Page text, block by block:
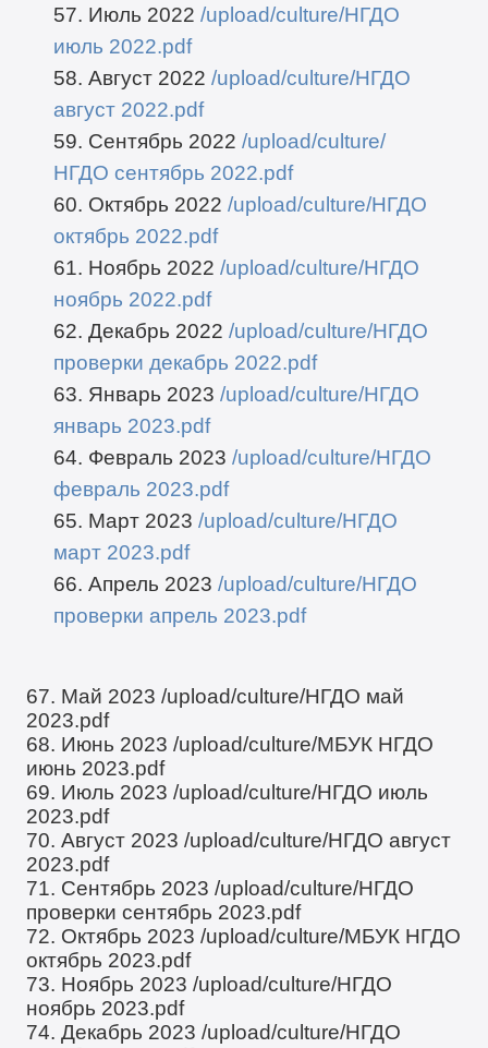
57. Июль 2022 /upload/culture/НГДО
июль 2022.pdf
58. Август 2022 /upload/culture/НГДО
август 2022.pdf
59. Сентябрь 2022 /upload/culture/
НГДО сентябрь 2022.pdf
60. Октябрь 2022 /upload/culture/НГДО
октябрь 2022.pdf
61. Ноябрь 2022 /upload/culture/НГДО
ноябрь 2022.pdf
62. Декабрь 2022 /upload/culture/НГДО
проверки декабрь 2022.pdf
63. Январь 2023 /upload/culture/НГДО
январь 2023.pdf
64. Февраль 2023 /upload/culture/НГДО
февраль 2023.pdf
65. Март 2023 /upload/culture/НГДО
март 2023.pdf
66. Апрель 2023 /upload/culture/НГДО
проверки апрель 2023.pdf
67. Май 2023/upload/culture/НГДО май
2023.pdf
68. Июнь 2023/upload/culture/МБУК НГДО
июнь 2023.pdf
69. Июль 2023/upload/culture/НГДО июль
2023.pdf
70. Август 2023/upload/culture/НГДО август
2023.pdf
71. Сентябрь 2023/upload/culture/НГДО
проверки сентябрь 2023.pdf
72. Октябрь 2023/upload/culture/МБУК НГДО
октябрь 2023.pdf
73. Ноябрь 2023/upload/culture/НГДО
ноябрь 2023.pdf
74. Декабрь 2023/upload/culture/НГДО